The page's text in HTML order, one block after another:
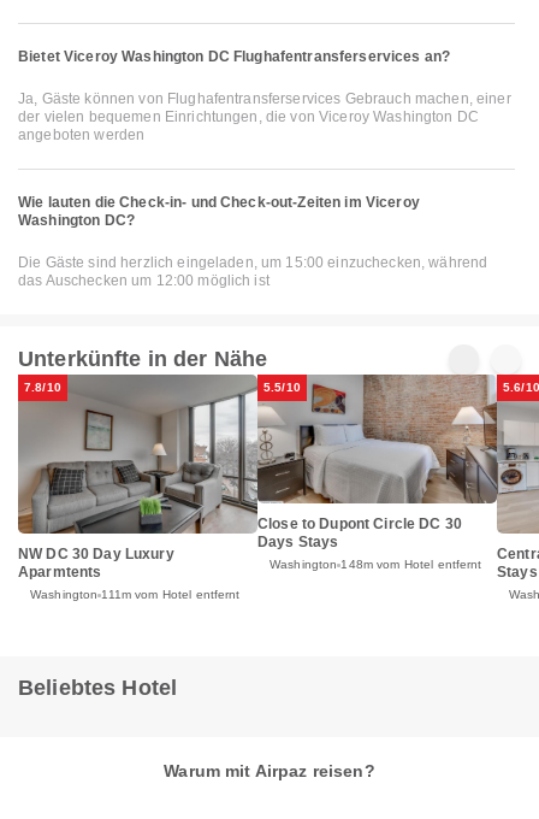
Bietet Viceroy Washington DC Flughafentransferservices an?
Ja, Gäste können von Flughafentransferservices Gebrauch machen, einer
der vielen bequemen Einrichtungen, die von Viceroy Washington DC
angeboten werden
Wie lauten die Check-in- und Check-out-Zeiten im Viceroy
Washington DC?
Die Gäste sind herzlich eingeladen, um 15:00 einzuchecken, während
das Auschecken um 12:00 möglich ist
Unterkünfte in der Nähe
7.8/10
NW DC 30 Day Luxury
Aparmtents
Washington 111m vom Hotel entfernt
5.5/10
Close to Dupont Circle DC 30
Days Stays
Washington 148m vom Hotel entfernt
5.6/10
Stays
Beliebtes Hotel
Warum mit Airpaz reisen?